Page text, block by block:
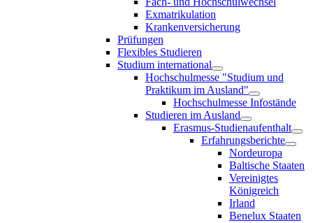
Exmatrikulation
Krankenversicherung
Prüfungen
Flexibles Studieren
Studium international
Hochschulmesse "Studium und
Praktikum im Ausland"
Hochschulmesse Infostände
Studieren im Ausland
Erasmus-Studienaufenthalt
Erfahrungsberichte
Nordeuropa
Baltische Staaten
Vereinigtes
Königreich
Irland
Benelux Staaten